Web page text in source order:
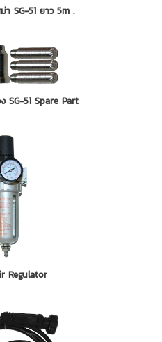
SG-51 ยาว 5m .
SG-51 Spare Part
Regulator